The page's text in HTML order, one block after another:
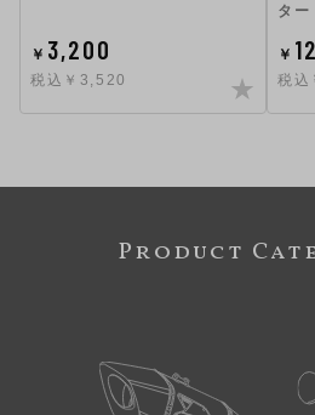
￥ 3,200
税込￥3,520
ター
￥
税込
Product